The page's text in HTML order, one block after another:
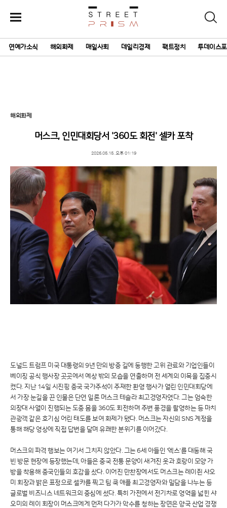
검
주
서
비
스
연예가소식 해외화제 매일사회 데일리경제 팩트정치 투데이스
해외화제
머스크, 인민대회당서 '360도 회전' 셀카 포착
2026.05.15. 오후 01:19
도널드 트럼프 미국 대통령의 9년 만의 방중 길에 동행한 고위 관료와 기업인들이
베이징 공식 행사장 곳곳에서 예상 밖의 모습을 연출하며 전 세계의 이목을 집중시
켰다. 지난 14일 시진핑 중국 국가주석이 주재한 환영 행사가 열린 인민대회당에
서 가장 눈길을 끈 인물은 단연 일론 머스크 테슬라 최고경영자였다. 그는 엄숙한
의장대 사열이 진행되는 도중 몸을 360도 회전하며 주변 풍경을 촬영하는 등 마치
관광객 같은 호기심 어린 태도를 보여 화제가 됐다. 머스크는 자신의 SNS 계정을
통해 해당 영상에 직접 답변을 달며 유쾌한 분위기를 이어갔다.
머스크의 파격 행보는 여기서 그치지 않았다. 그는 6세 아들인 '엑스'를 대동해 국
빈 방문 현장에 등장했는데, 아들은 중국 전통 문양이 새겨진 옷과 호랑이 모양 가
방을 착용해 중국인들의 호감을 샀다. 이어진 만찬장에서도 머스크는 레이쥔 샤오
미 회장과 밝은 표정으로 셀카를 찍고 팀 쿡 애플 최고경영자와 밀담을 나누는 등
글로벌 비즈니스 네트워크의 중심에 섰다. 특히 가전에서 전기차로 영역을 넓힌 샤
오미의 레이 회장이 머스크에게 먼저 다가가 악수를 청하는 장면은 양국 산업 경쟁